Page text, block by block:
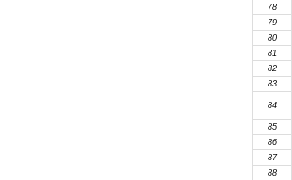
78
79
80
81
82
83
84
85
86
87
88